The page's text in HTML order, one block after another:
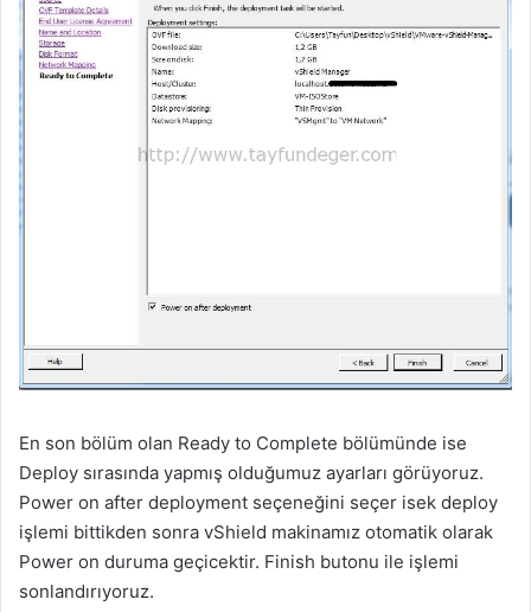
En son bölüm olan Ready to Complete bölümünde ise
Deploy sırasında yapmış olduğumuz ayarları görüyoruz.
Power on after deployment seçeneğini seçer isek deploy
işlemi bittikden sonra vShield makinamız otomatik olarak
Power on duruma geçicektir. Finish butonu ile işlemi
sonlandırıyoruz.